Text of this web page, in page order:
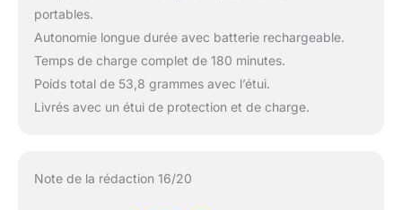
portables.
Autonomie longue durée avec batterie rechargeable.
Temps de charge complet de 180 minutes.
Poids total de 53,8 grammes avec l’étui.
Livrés avec un étui de protection et de charge.
Note de la rédaction 16/20